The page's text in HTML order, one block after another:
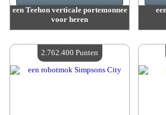
een Teehon verticale portemonnee
voor heren
Beschikbare hoeveelheid :4
2.762.400 Punten